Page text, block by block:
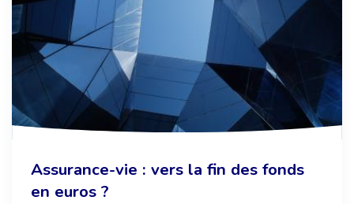
Assurance-vie : vers la fin des fonds
en euros ?